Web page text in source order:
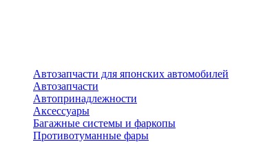
Автозапчасти для японских автомобилей
Автозапчасти
Автопринадлежности
Аксессуары
Багажные системы и фаркопы
Противотуманные фары